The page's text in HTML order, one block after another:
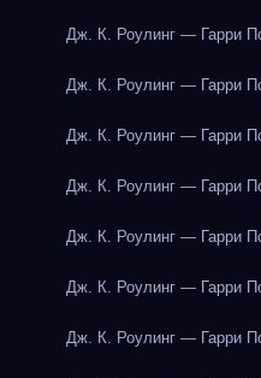
Дж. К. Роулинг — Гарри
Дж. К. Роулинг — Гарри
Дж. К. Роулинг — Гарри
Дж. К. Роулинг — Гарри
Дж. К. Роулинг — Гарри
Дж. К. Роулинг — Гарри
Дж. К. Роулинг — Гарри